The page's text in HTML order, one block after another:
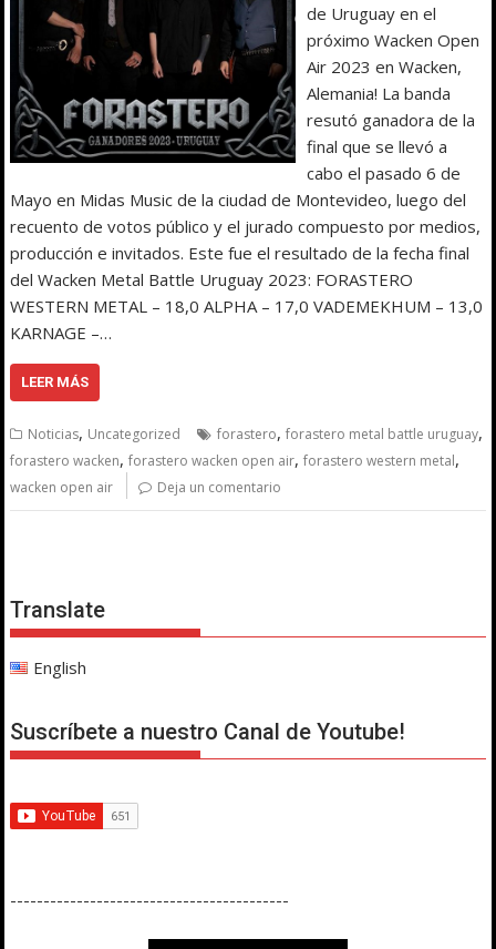
de Uruguay en el
próximo Wacken Open
Air 2023 en Wacken,
Alemania! La banda
resutó ganadora de la
final que se llevó a
cabo el pasado 6 de
Mayo en Midas Music de la ciudad de Montevideo, luego del
recuento de votos público y el jurado compuesto por medios,
producción e invitados. Este fue el resultado de la fecha final
del Wacken Metal Battle Uruguay 2023: FORASTERO
WESTERN METAL – 18,0 ALPHA – 17,0 VADEMEKHUM – 13,0
KARNAGE –…
LEER MÁS
Noticias, Uncategorized forastero,forastero metal battle uruguay,
forastero wacken,forastero wacken open air,forastero western metal,
wacken open air Deja un comentario
Translate
English
Suscríbete a nuestro Canal de Youtube!
------------------------------------------